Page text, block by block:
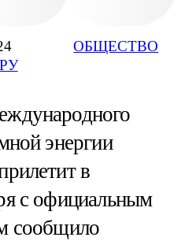
ОБЩЕСТВО
энергии
в
с официальным
сообщило